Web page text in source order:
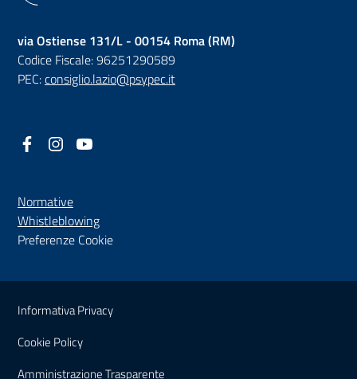
via Ostiense 131/L - 00154 Roma (RM)
Codice Fiscale: 96251290589
PEC:consiglio.lazio@psypec.it
Facebook
(nuova scheda - new tab)
Instagram
(nuova scheda - new tab)
Normative
Whistleblowing(nuova scheda - new tab)
Preferenze Cookie
Sezione Link Utili
Informativa Privacy
Cookie Policy
Amministrazione Trasparente